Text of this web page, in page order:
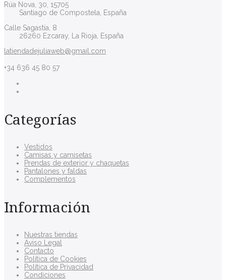
Rúa Nova, 30, 15705
Santiago de Compostela, España
Calle Sagastía, 8
26260 Ezcaray, La Rioja, España
latiendadejuliaweb@gmail.com
+34 636 45 80 57
Categorías
Vestidos
Camisas y camisetas
Prendas de exterior y chaquetas
Pantalones y faldas
Complementos
Información
Nuestras tiendas
Aviso Legal
Contacto
Política de Cookies
Política de Privacidad
Condiciones